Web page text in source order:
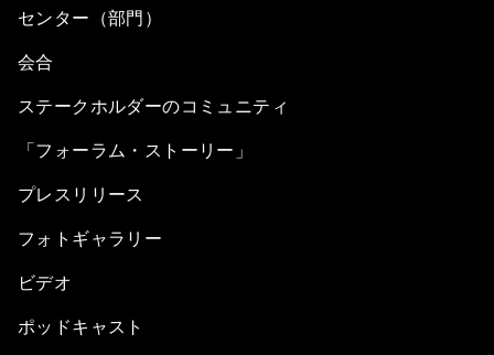
センター（部門）
会合
ステークホルダーのコミュニティ
「フォーラム・ストーリー」
プレスリリース
フォトギャラリー
ビデオ
ポッドキャスト